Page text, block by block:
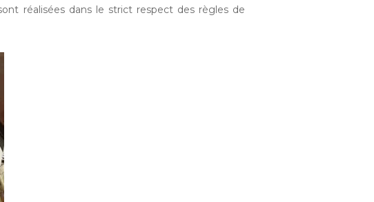
réalisées dans le strict respect des règles de